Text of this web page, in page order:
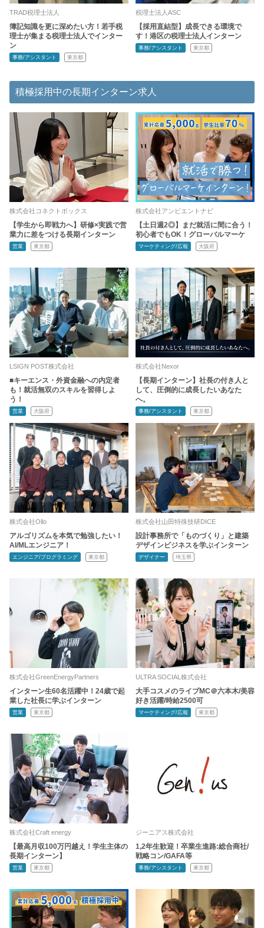
TRAD税理士法人
簿記知識を更に深めたい方！若手税
理士が集まる税理士法人でインター
ン
事務/アシスタント 東京都
税理士法人ASC
【採用直結型】成長できる環境で
す！港区の税理士法人インターン
事務/アシスタント 東京都
積極採用中の長期インターン求人
株式会社コネクトボックス
【学生から即戦力へ】研修×実践で営
業力に差をつける長期インターン
営業 東京都
株式会社アンビエントナビ
【土日週2◎】まだ就活に間に合う！
初心者でもOK！グローバルマーケ
マーケティング/広報 大阪府
LSIGN POST株式会社
■キーエンス・外資金融への内定者
も！就活無双のスキルを習得しよ
う！
営業 大阪府
株式会社Nexor
【長期インターン】社長の付き人と
して、圧倒的に成長したいあなた
へ。
事務/アシスタント 東京都
株式会社Ollo
アルゴリズムを本気で勉強したい！
AI/MLエンジニア！
エンジニア/プログラミング 東京都
株式会社山田特殊技研DICE
設計事務所で「ものづくり」と建築
デザインビジネスを学ぶインターン
デザイナー 埼玉県
株式会社GreenEnergyPartners
インターン生60名活躍中！24歳で起
業した社長に学ぶインターン
営業 東京都
ULTRA SOCIAL株式会社
大手コスメのライブMC＠六本木/美容
好き活躍/時給2500可
マーケティング/広報 東京都
株式会社Craft energy
【最高月収100万円越え！学生主体の
長期インターン】
営業 東京都
ジーニアス株式会社
1,2年生歓迎！卒業生進路:総合商社/
戦略コン/GAFA等
事務/アシスタント 東京都